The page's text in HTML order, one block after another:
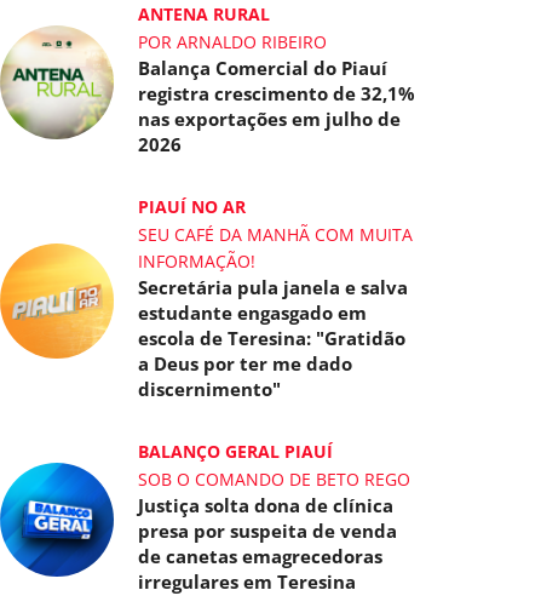
ANTENA RURAL
POR ARNALDO RIBEIRO
Balança Comercial do Piauí
registra crescimento de 32,1%
nas exportações em julho de
2026
PIAUÍ NO AR
SEU CAFÉ DA MANHÃ COM MUITA
INFORMAÇÃO!
Secretária pula janela e salva
estudante engasgado em
escola de Teresina: "Gratidão
a Deus por ter me dado
discernimento"
BALANÇO GERAL PIAUÍ
SOB O COMANDO DE BETO REGO
Justiça solta dona de clínica
presa por suspeita de venda
de canetas emagrecedoras
irregulares em Teresina